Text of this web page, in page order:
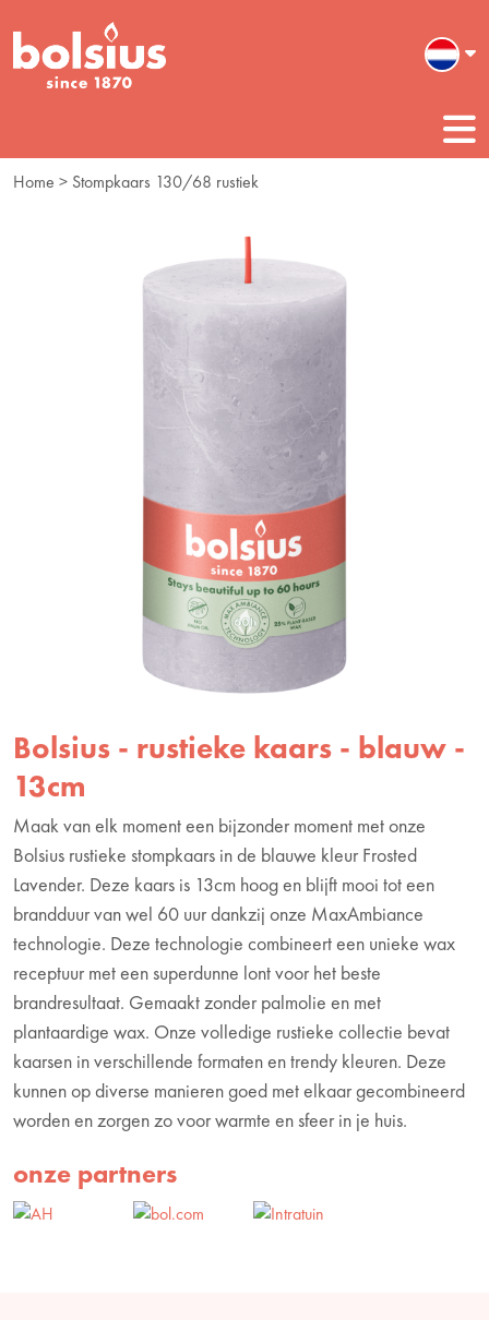
Home > Stompkaars 130/68 rustiek
Bolsius - rustieke kaars - blauw -
13cm
Maak van elk moment een bijzonder moment met onze
Bolsius rustieke stompkaars in de blauwe kleur Frosted
Lavender. Deze kaars is 13cm hoog en blijft mooi tot een
brandduur van wel 60 uur dankzij onze MaxAmbiance
technologie. Deze technologie combineert een unieke wax
receptuur met een superdunne lont voor het beste
brandresultaat. Gemaakt zonder palmolie en met
plantaardige wax. Onze volledige rustieke collectie bevat
kaarsen in verschillende formaten en trendy kleuren. Deze
kunnen op diverse manieren goed met elkaar gecombineerd
worden en zorgen zo voor warmte en sfeer in je huis.
onze partners